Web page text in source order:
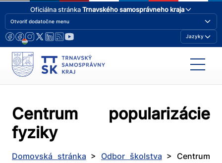
Oficiálna stránkaTrnavského samosprávneho kraja
Otvoriť dodatočne menu
Jazyky
Centrum popularizácie
fyziky
Domovská stránka > Odbor školstva > Centrum